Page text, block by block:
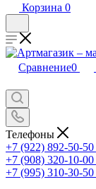
Корзина 0
Сравнение0
Телефоны
+7 (922) 892-50-50
+7 (908) 320-10-00
+7 (995) 310-30-50